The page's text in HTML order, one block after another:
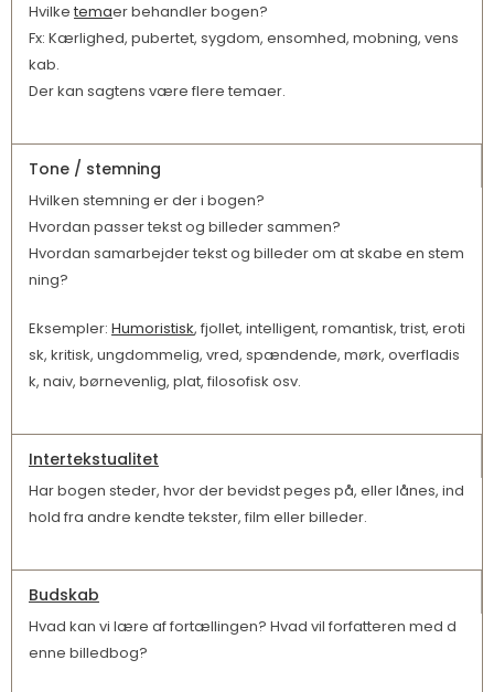
Hvilke temaer behandler bogen?
Fx: Kærlighed, pubertet, sygdom, ensomhed, mobning, vens
kab.
Der kan sagtens være flere temaer.
Tone / stemning
Hvilken stemning er der i bogen?
Hvordan passer tekst og billeder sammen?
Hvordan samarbejder tekst og billeder om at skabe en stem
ning?
Eksempler: Humoristisk, fjollet, intelligent, romantisk, trist, eroti
sk, kritisk, ungdommelig, vred, spændende, mørk, overfladis
k, naiv, børnevenlig, plat, filosofisk osv.
Intertekstualitet
Har bogen steder, hvor der bevidst peges på, eller lånes, ind
hold fra andre kendte tekster, film eller billeder.
Budskab
Hvad kan vi lære af fortællingen? Hvad vil forfatteren med d
enne billedbog?